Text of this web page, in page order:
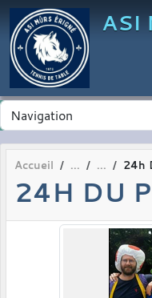
ASI
Accueil 24h
24H DU
Panneau de gestion des